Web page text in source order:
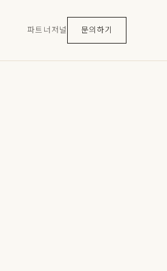
파트너 저널 문의하기